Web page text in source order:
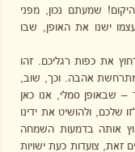
שמעתם נכון, מפני
ישנו את האופן, שבו
את כפות רגליכם. זהו
מתרחשת אהבה. וכך, שוב,
שבאופן סמלי, אנו כאן
שלכם, ולהושיט את ידינו
אותה בדמעות השמחה
זאת, צועדות כעת ישויות